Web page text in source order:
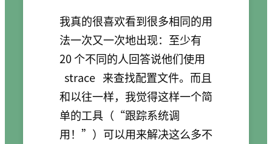
我真的很喜欢看到很多相同的用
法一次又一次地出现：至少有
20 个不同的人回答说他们使用
strace 来查找配置文件。而且
和以往一样，我觉得这样一个简
单的工具（“跟踪系统调
用！”）可以用来解决这么多不